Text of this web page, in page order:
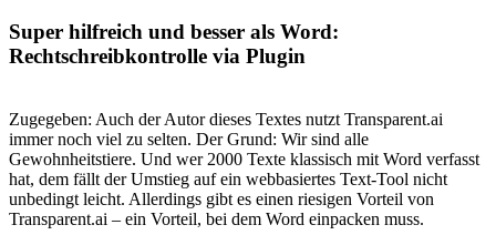
Super hilfreich und besser als Word:
Rechtschreibkontrolle via Plugin
Zugegeben: Auch der Autor dieses Textes nutzt Transparent.ai
immer noch viel zu selten. Der Grund: Wir sind alle
Gewohnheitstiere. Und wer 2000 Texte klassisch mit Word verfasst
hat, dem fällt der Umstieg auf ein webbasiertes Text-Tool nicht
unbedingt leicht. Allerdings gibt es einen riesigen Vorteil von
Transparent.ai – ein Vorteil, bei dem Word einpacken muss.